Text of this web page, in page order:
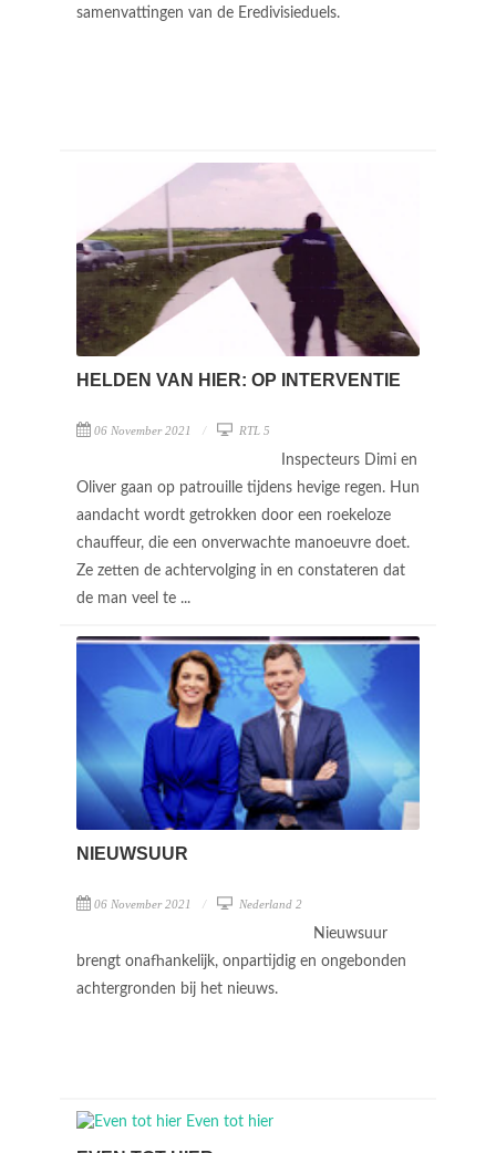
samenvattingen van de Eredivisieduels.
HELDEN VAN HIER: OP INTERVENTIE
06 November 2021 RTL 5
Inspecteurs Dimi en
Oliver gaan op patrouille tijdens hevige regen. Hun
aandacht wordt getrokken door een roekeloze
chauffeur, die een onverwachte manoeuvre doet.
Ze zetten de achtervolging in en constateren dat
de man veel te ...
NIEUWSUUR
06 November 2021 Nederland 2
Nieuwsuur
brengt onafhankelijk, onpartijdig en ongebonden
achtergronden bij het nieuws.